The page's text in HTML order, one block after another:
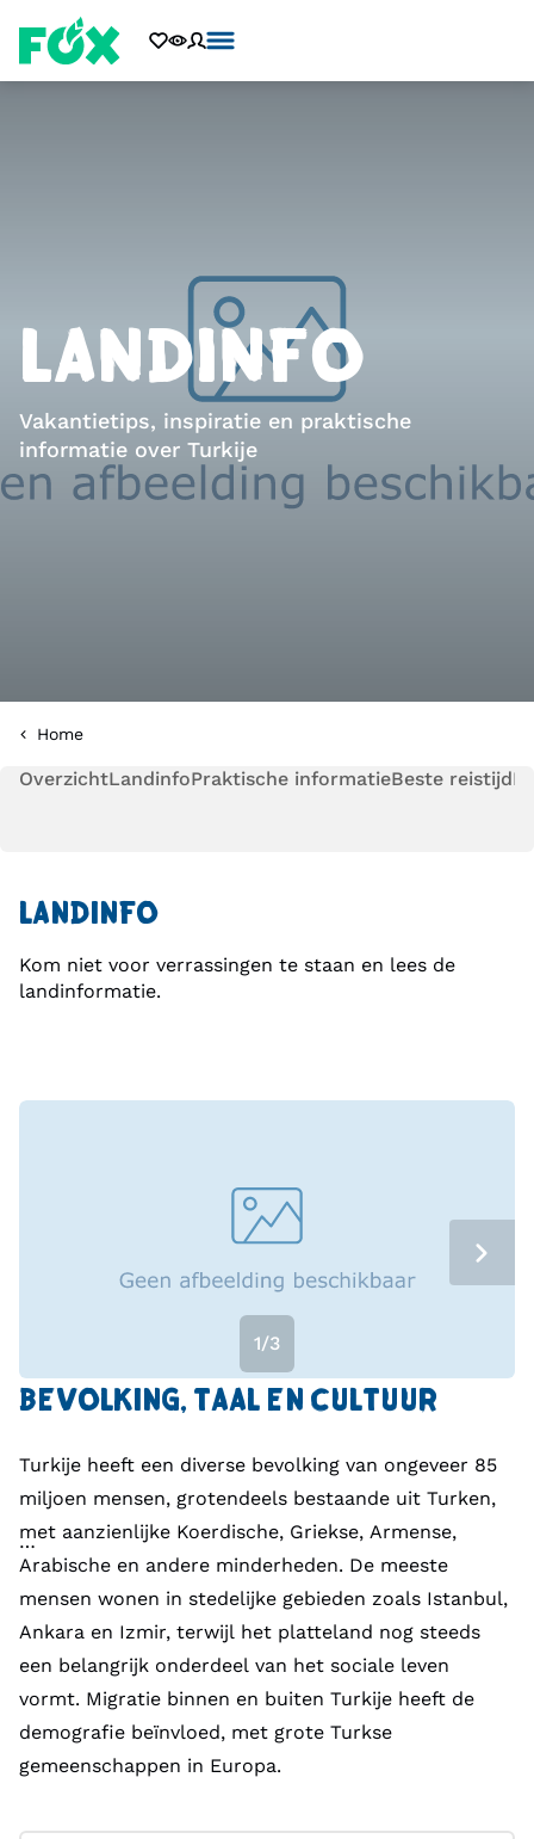
LANDINFO
Vakantietips, inspiratie en praktische
informatie over Turkije
Home
OverzichtLandinfoPraktische informatieBeste reistijd
LANDINFO
Kom niet voor verrassingen te staan en lees de
landinformatie.
BEVOLKING, TAAL EN CULTUUR
Turkije heeft een diverse bevolking van ongeveer 85
miljoen mensen, grotendeels bestaande uit Turken,
met aanzienlijke Koerdische, Griekse, Armense,
Arabische en andere minderheden. De meeste
mensen wonen in stedelijke gebieden zoals Istanbul,
Ankara en Izmir, terwijl het platteland nog steeds
een belangrijk onderdeel van het sociale leven
vormt. Migratie binnen en buiten Turkije heeft de
demografie beïnvloed, met grote Turkse
gemeenschappen in Europa.
De officiële taal is Turks, een Turkse taal met
1/3